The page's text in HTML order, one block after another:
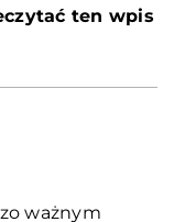
ten wpis
ważnym